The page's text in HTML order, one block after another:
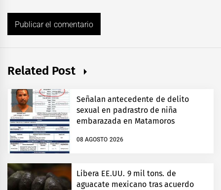
Related Post
Señalan antecedente de delito
sexual en padrastro de niña
embarazada en Matamoros
08 AGOSTO 2026
Libera EE.UU. 9 mil tons. de
aguacate mexicano tras acuerdo